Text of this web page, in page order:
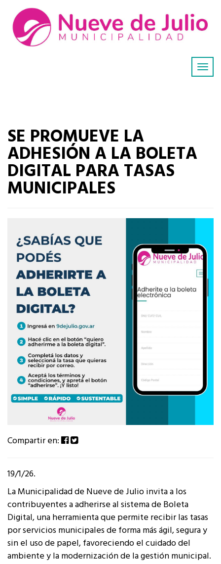
SE PROMUEVE LA
ADHESIÓN A LA BOLETA
DIGITAL PARA TASAS
MUNICIPALES
Compartir en:
19/1/26.
La Municipalidad de Nueve de Julio invita a los
contribuyentes a adherirse al sistema de Boleta
Digital, una herramienta que permite recibir las tasas
por servicios municipales de forma más ágil, segura y
sin el uso de papel, favoreciendo el cuidado del
ambiente y la modernización de la gestión municipal.